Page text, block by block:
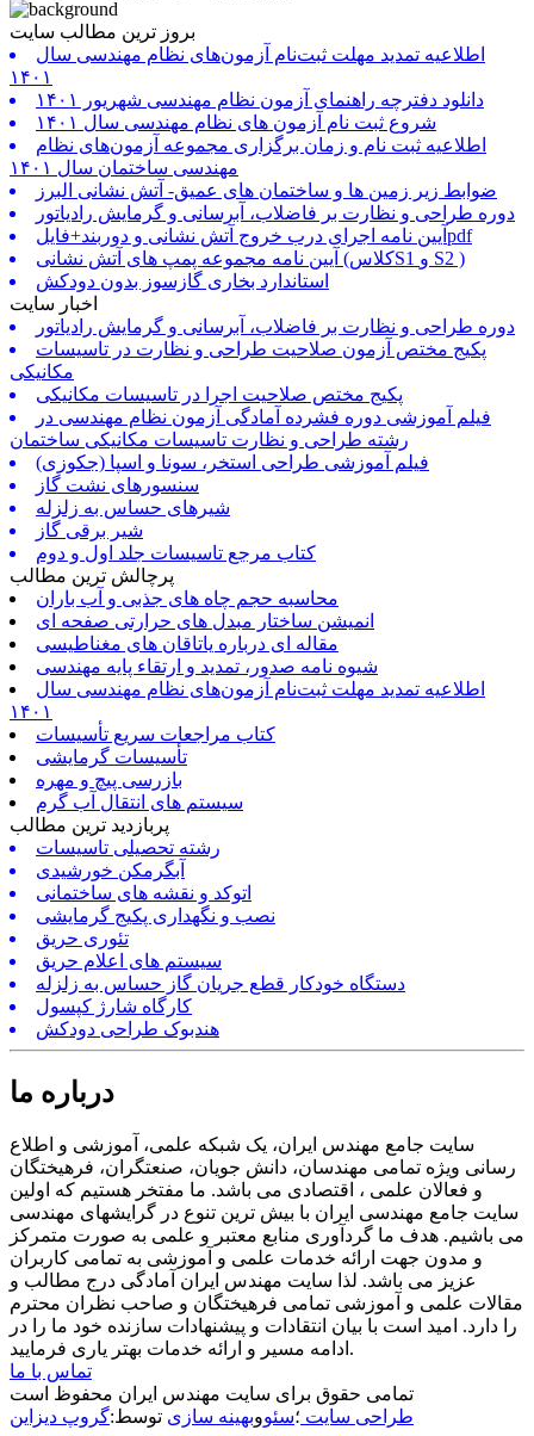
بروز ترین مطالب سایت
اطلاعیه تمدید مهلت ثبت‌نام آزمون‌های نظام مهندسی سال
۱۴۰۱
دانلود دفترچه راهنمای آزمون نظام مهندسی شهریور ۱۴۰۱
شروع ثبت نام آزمون های نظام مهندسی سال ۱۴۰۱
اطلاعیه ثبت نام و زمان برگزاری مجموعه آزمون‌های نظام
مهندسی ساختمان سال ۱۴۰۱
ضوابط زیر زمین ها و ساختمان های عمیق- آتش نشانی البرز
دوره طراحی و نظارت بر فاضلاب، آبرسانی و گرمایش رادیاتور
آیین نامه اجرای درب خروج آتش نشانی و دوربند+فایلpdf
آیین نامه مجموعه پمپ های آتش نشانی (کلاسS1 و S2 )
استاندارد بخاری گازسوز بدون دودکش
اخبار سایت
دوره طراحی و نظارت بر فاضلاب، آبرسانی و گرمایش رادیاتور
پکیج مختص آزمون صلاحیت طراحی و نظارت در تاسیسات
مکانیکی
پکیج مختص صلاحیت اجرا در تاسیسات مکانیکی
فیلم آموزشی دوره فشرده آمادگی آزمون نظام مهندسی در
رشته طراحی و نظارت تاسیسات مکانیکی ساختمان
فیلم آموزشی طراحی استخر، سونا و اسپا (جکوزی)
سنسورهای نشت گاز
شیرهای حساس به زلزله
شیر برقی گاز
کتاب مرجع تاسیسات جلد اول و دوم
پرچالش ترین مطالب
محاسبه حجم چاه های جذبی و آب باران
انمیشن ساختار مبدل های حرارتی صفحه ای
مقاله ای درباره یاتاقان های مغناطیسی
شیوه نامه صدور، تمدید و ارتقاء پایه مهندسی
اطلاعیه تمدید مهلت ثبت‌نام آزمون‌های نظام مهندسی سال
۱۴۰۱
کتاب مراجعات سریع تأسیسات
تأسیسات گرمایشی
بازرسی پیچ و مهره
سیستم های انتقال آب گرم
پربازدید ترین مطالب
رشته تحصیلی تاسیسات
آبگرمکن خورشیدی
اتوکد و نقشه های ساختمانی
نصب و نگهداری پکیج گرمایشی
تئوری حریق
سیستم های اعلام حریق
دستگاه خودکار قطع جریان گاز حساس به زلزله
کارگاه شارژ کپسول
هندبوک طراحی دودکش
درباره ما
سایت جامع مهندس ایران، یک شبکه علمی، آموزشی و اطلاع
رسانی ویژه تمامی مهندسان، دانش جویان، صنعتگران، فرهیختگان
و فعالان علمی ، اقتصادی می باشد. ما مفتخر هستیم که اولین
سایت جامع مهندسی ایران با بیش ترین تنوع در گرایشهای مهندسی
می باشیم. هدف ما گردآوری منابع معتبر و علمی به صورت متمرکز
و مدون جهت ارائه خدمات علمی و آموزشی به تمامی کاربران
عزیز می باشد. لذا سایت مهندس ایران آمادگی درج مطالب و
مقالات علمی و آموزشی تمامی فرهیختگان و صاحب نظران محترم
را دارد. امید است با بیان انتقادات و پیشنهادات سازنده خود ما را در
ادامه مسیر و ارائه خدمات بهتر یاری فرمایید.
تماس با ما
تمامی حقوق برای سایت مهندس ایران محفوظ است
طراحی سایت ؛سئووبهینه سازی توسط:گروپ دیزاین